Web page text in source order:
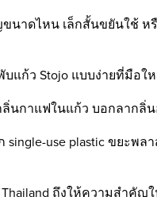
นาดไหน เล็กสั้นขยันใช้ ห
บแก้ว Stojo แบบง่ายที่มือใ
ลิ่นกาแฟในแก้ว บอกลากลิ่
single-use plastic ขยะพล
ถึงให้ความสำคัญ